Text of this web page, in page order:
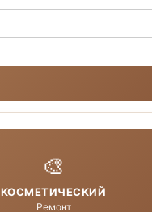
🎨
КОСМЕТИЧЕСКИЙ
Ремонт